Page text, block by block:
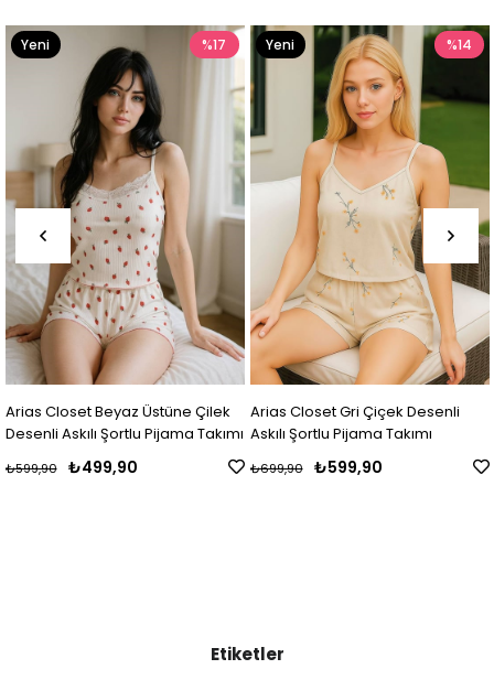
%17
Arias Closet Gri Çiçek Desenli
Askılı Şortlu Pijama Takımı
₺599,90
₺699,90
%14
Ürün
Arias Closet Beyaz Üstüne
Desenli Askılı Şortlu Pijama
₺599,90
₺699,90
Yeni
Ürün
Etiketler